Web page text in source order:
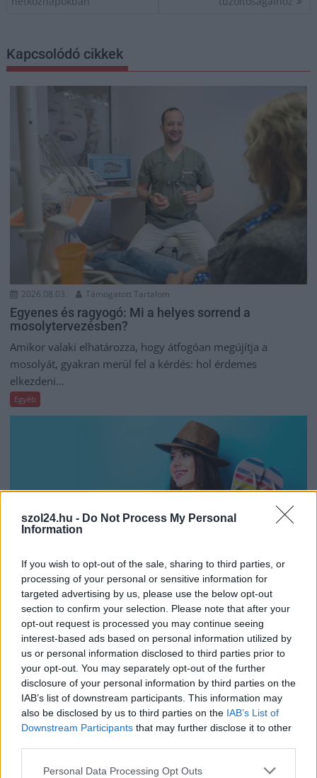
szol24.hu - Do Not Process My Personal
Information
If you wish to opt-out of the sale, sharing to third parties, or
processing of your personal or sensitive information for
targeted advertising by us, please use the below opt-out
section to confirm your selection. Please note that after your
opt-out request is processed you may continue seeing
interest-based ads based on personal information utilized by
us or personal information disclosed to third parties prior to
your opt-out. You may separately opt-out of the further
disclosure of your personal information by third parties on the
IAB’s list of downstream participants. This information may
also be disclosed by us to third parties on the IAB’s List of
Downstream Participants that may further disclose it to other
Please note that this website/app uses one or more Google
Personal Data Processing Opt Outs
Kapcsolódó cikkek
2026.08.03. Támogatott Tartalom
Egyenes és ragyogó: Mi a helyes sorrend a
mosolytervezésben?
Amikor valaki elhatározza, hogy átfogóan megújítja a
mosolyát, gyakran merül fel a kérdés: hol érdemes
elkezdeni...
Egyéb
2026.08.03. Támogatott Tartalom
Nyári papucs – a szabadság és a kényelem érzése a
forró napokon
Amikor a hőmérő higanyszála egyre feljebb kúszik, a
lábadnak is szüksége van a jól megérdemelt felfrissülésre...
Egyéb